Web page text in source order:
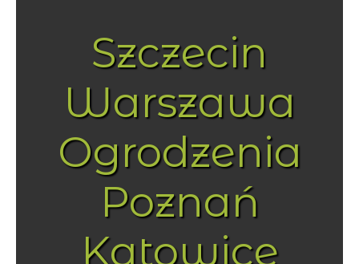
Szczecin
Warszawa
Ogrodzenia
Poznań
Katowice